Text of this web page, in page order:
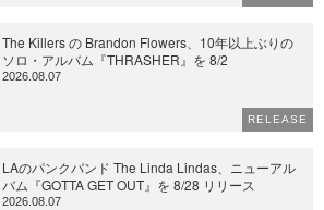
The Killers の Brandon Flowers、10年以上ぶりの
ソロ・アルバム『THRASHER』を 8/2
2026.08.07
RELEASE
LAのパンクバンド The Linda Lindas、ニューアル
バム『GOTTA GET OUT』を 8/28 リリース
2026.08.07